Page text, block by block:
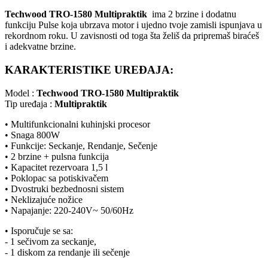
Techwood TRO-1580 Multipraktik ima 2 brzine i dodatnu
funkciju Pulse koja ubrzava motor i ujedno tvoje zamisli ispunjava u
rekordnom roku. U zavisnosti od toga šta želiš da pripremaš biraćeš
i adekvatne brzine.
KARAKTERISTIKE UREĐAJA:
Model : Techwood TRO-1580 Multipraktik
Tip uređaja : Multipraktik
• Multifunkcionalni kuhinjski procesor
• Snaga 800W
• Funkcije: Seckanje, Rendanje, Sečenje
• 2 brzine + pulsna funkcija
• Kapacitet rezervoara 1,5 l
• Poklopac sa potiskivačem
• Dvostruki bezbednosni sistem
• Neklizajuće nožice
• Napajanje: 220-240V~ 50/60Hz
• Isporučuje se sa:
- 1 sečivom za seckanje,
- 1 diskom za rendanje ili sečenje